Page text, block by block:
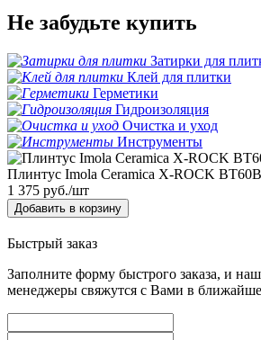
Не забудьте купить
Затирки для
Клей для плитки
Герметики
Гидроизоляция
Очистка и уход
Инструменты
Плинтус Imola Ceramica X-ROCK BT60B
1 375 руб./шт
Добавить в корзину
Быстрый заказ
Заполните форму быстрого заказа, и
менеджеры свяжутся с Вами в